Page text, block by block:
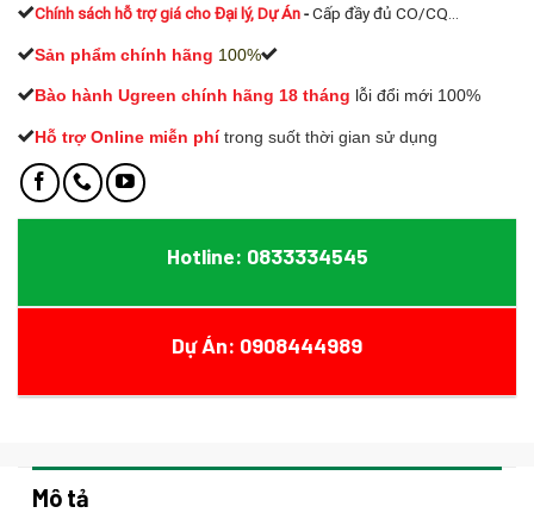
Chính sách hỗ trợ giá cho Đại lý, Dự Án-Cấp đầy đủ CO/CQ...
Sản phẩm chính hãng 100%
Bào hành Ugreen chính hãng 18 tháng lỗi đổi mới 100%
Hỗ trợ Online miễn phí trong suốt thời gian sử dụng
Hotline: 0833334545
Dự Án: 0908444989
Mô tả